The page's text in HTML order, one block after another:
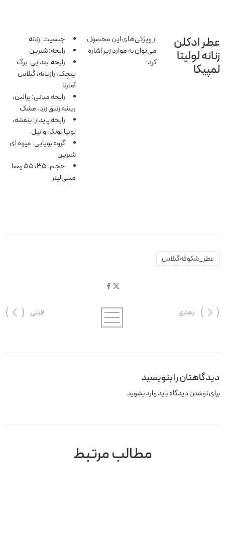
عطر ادکلن
زنانه لولیتا
لمپیکا
از ویژگی‌های این محصول
می‌توان به موارد زیر اشاره
کرد:
جنسیت: زنانه
رایحه: شیرین
رایحه ابتدایی: برگ
پیچک، رازیانه، گیلاس
آمارنا
رایحه میانی: پرالین،
ریشه زنبق زرد، مشک
رایحه پایدار: بنفشه،
لوبیا تونکا، وانیل
گروه بویایی: میوه ای
شیرین
حجم: 35، 55 و100
میلی‌لیتر
عطر_شکوفه‌گیلاس
قبلی بعدی
دیدگاهتان را بنویسید
برای نوشتن دیدگاه بایدوارد بشوید.
مطالب مرتبط